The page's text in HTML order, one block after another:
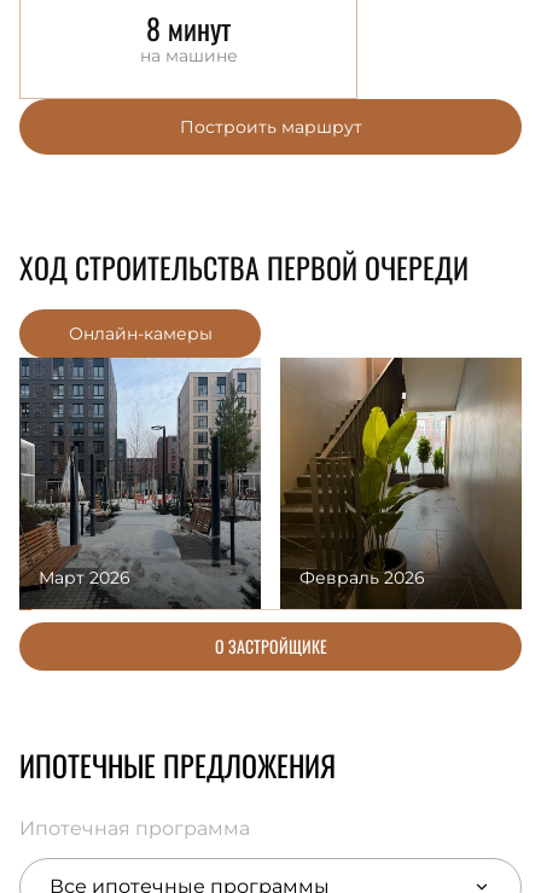
8 минут
на машине
Построить маршрут
ХОД СТРОИТЕЛЬСТВА ПЕРВОЙ ОЧЕРЕДИ
Онлайн-камеры
Март 2026 Февраль 2026
О ЗАСТРОЙЩИКЕ
ИПОТЕЧНЫЕ ПРЕДЛОЖЕНИЯ
Ипотечная программа
Все ипотечные программы